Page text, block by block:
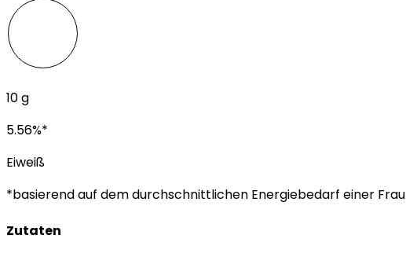
10g
5.56%*
Eiweiß
*basierend auf dem durchschnittlichen Energiebedarf einer Frau
Zutaten